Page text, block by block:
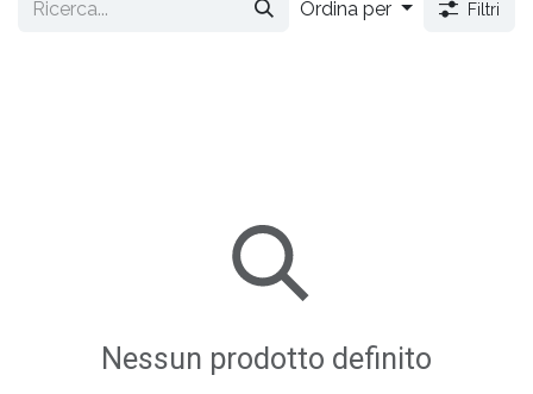
Ordina per Filtri
Nessun prodotto definito